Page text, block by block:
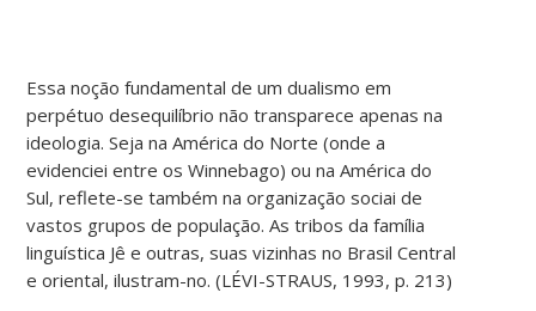
Essa noção fundamental de um dualismo em
perpétuo desequilíbrio não transparece apenas na
ideologia. Seja na América do Norte (onde a
evidenciei entre os Winnebago) ou na América do
Sul, reflete-se também na organização sociai de
vastos grupos de população. As tribos da família
linguística Jê e outras, suas vizinhas no Brasil Central
e oriental, ilustram-no. (LÉVI-STRAUS, 1993, p. 213)